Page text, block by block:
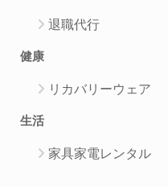
退職代行
健康
リカバリーウェア
生活
家具家電レンタル